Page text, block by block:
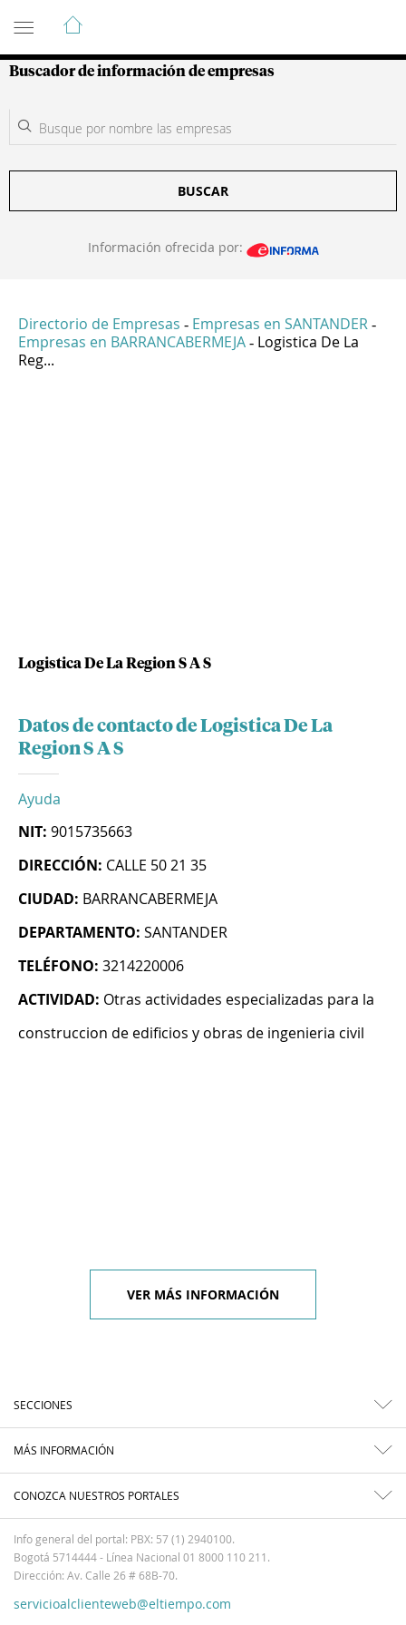
Guía de Empresas Colombianas
Buscador de información de empresas
BUSCAR
Información ofrecida por:
Directorio de Empresas - Empresas en SANTANDER -
Empresas en BARRANCABERMEJA - Logistica De La
Reg...
Logistica De La Region S A S
Datos de contacto de Logistica De La
Region S A S
Ayuda
NIT: 9015735663
DIRECCIÓN: CALLE 50 21 35
CIUDAD: BARRANCABERMEJA
DEPARTAMENTO: SANTANDER
TELÉFONO: 3214220006
ACTIVIDAD: Otras actividades especializadas para la
construccion de edificios y obras de ingenieria civil
VER MÁS INFORMACIÓN
SECCIONES
MÁS INFORMACIÓN
CONOZCA NUESTROS PORTALES
Info general del portal: PBX: 57 (1) 2940100.
Bogotá 5714444 - Línea Nacional 01 8000 110 211.
Dirección: Av. Calle 26 # 68B-70.
servicioalclienteweb@eltiempo.com